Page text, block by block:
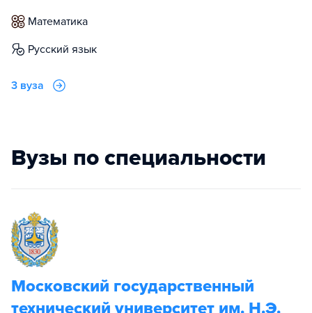
математика
русский язык
3 вуза
Вузы по специальности
Московский государственный
технический университет им. Н.Э.